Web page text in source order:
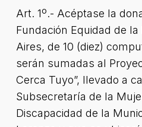
Art. 1º.- Acéptase la
Fundación Equidad de
Aires, de 10 (diez)
serán sumadas al
Cerca Tuyo”, llevado a
Subsecretaría de la
Discapacidad de la